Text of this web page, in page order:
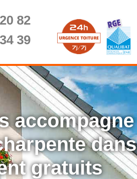
82
39
accompagne
dans
gratuits